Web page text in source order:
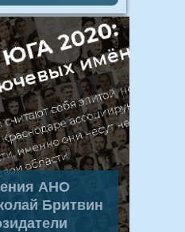
АНО
Бритвин